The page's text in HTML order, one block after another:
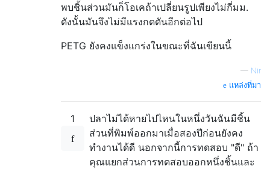
พบชิ้นส่วนมันก็โอเคถ้าเปลี่ยนรูปเพียงไม่กี่มม.
ดังนั้นมันจึงไม่มีแรงกดดันอีกต่อไป
PETG ยังคงแข็งแกร่งในขณะที่ฉันเขียนนี้
— Nir
แหล่งที่มา
1
ปลาไม่ได้หายไปไหนในหนึ่งวันฉันมีชิ้น
ส่วนที่พิมพ์ออกมาเมื่อสองปีก่อนยังคง
ทำงานได้ดี นอกจากนี้การทดสอบ "ดี" ถ้า
คุณแยกส่วนการทดสอบออกหนึ่งชิ้นและ